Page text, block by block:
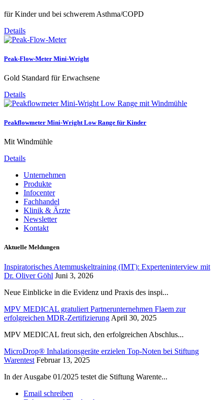
für Kinder und bei schwerem Asthma/COPD
Details
Peak-Flow-Meter Mini-Wright
Gold Standard für Erwachsene
Details
Peakflowmeter Mini-Wright Low Range für Kinder
Mit Windmühle
Details
Unternehmen
Produkte
Infocenter
Fachhandel
Klinik & Ärzte
Newsletter
Kontakt
Aktuelle Meldungen
Inspiratorisches Atemmuskeltraining (IMT): Experteninterview mit
Dr. Oliver Göhl Juni 3, 2026
Neue Einblicke in die Evidenz und Praxis des inspi...
MPV MEDICAL gratuliert Partnerunternehmen Flaem zur
erfolgreichen MDR-Zertifizierung April 30, 2025
MPV MEDICAL freut sich, den erfolgreichen Abschlus...
MicroDrop® Inhalationsgeräte erzielen Top-Noten bei Stiftung
Warentest Februar 13, 2025
In der Ausgabe 01/2025 testet die Stiftung Warente...
Email schreiben